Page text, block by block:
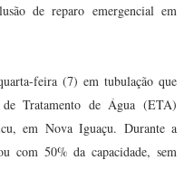
de reparo emergencial em
feira (7) em tubulação que
Tratamento de Água (ETA)
em Nova Iguaçu. Durante a
com 50% da capacidade, sem